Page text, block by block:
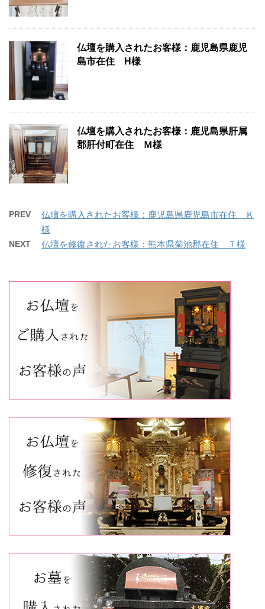
仏壇を購入されたお客様：鹿児島県鹿児
島市在住 H様
仏壇を購入されたお客様：鹿児島県肝属
郡肝付町在住 Ｍ様
PREV
仏壇を購入されたお客様：鹿児島県鹿児島市在住 Ｋ
様
NEXT 仏壇を修復されたお客様：熊本県菊池郡在住 Ｔ様